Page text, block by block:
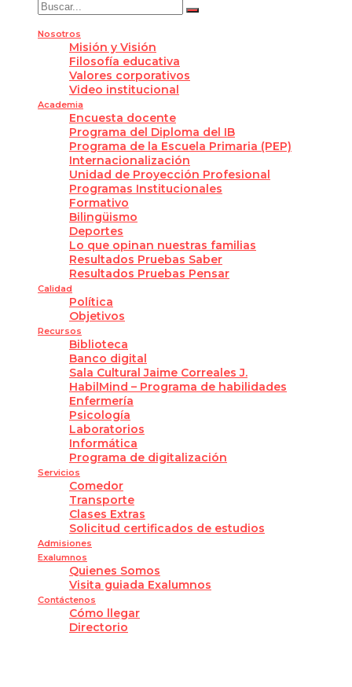
Nosotros
Misión y Visión
Filosofía educativa
Valores corporativos
Video institucional
Academia
Encuesta docente
Programa del Diploma del IB
Programa de la Escuela Primaria (PEP)
Internacionalización
Unidad de Proyección Profesional
Programas Institucionales
Formativo
Bilingüismo
Deportes
Lo que opinan nuestras familias
Resultados Pruebas Saber
Resultados Pruebas Pensar
Calidad
Política
Objetivos
Recursos
Biblioteca
Banco digital
Sala Cultural Jaime Correales J.
HabilMind – Programa de habilidades
Enfermería
Psicología
Laboratorios
Informática
Programa de digitalización
Servicios
Comedor
Transporte
Clases Extras
Solicitud certificados de estudios
Admisiones
Exalumnos
Quienes Somos
Visita guiada Exalumnos
Contáctenos
Cómo llegar
Directorio